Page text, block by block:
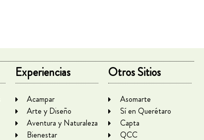
Experiencias
Acampar
Arte y Diseño
Aventura y Naturaleza
Bienestar
Otros Sitios
Asomarte
Sí en Querétaro
Capta
QCC